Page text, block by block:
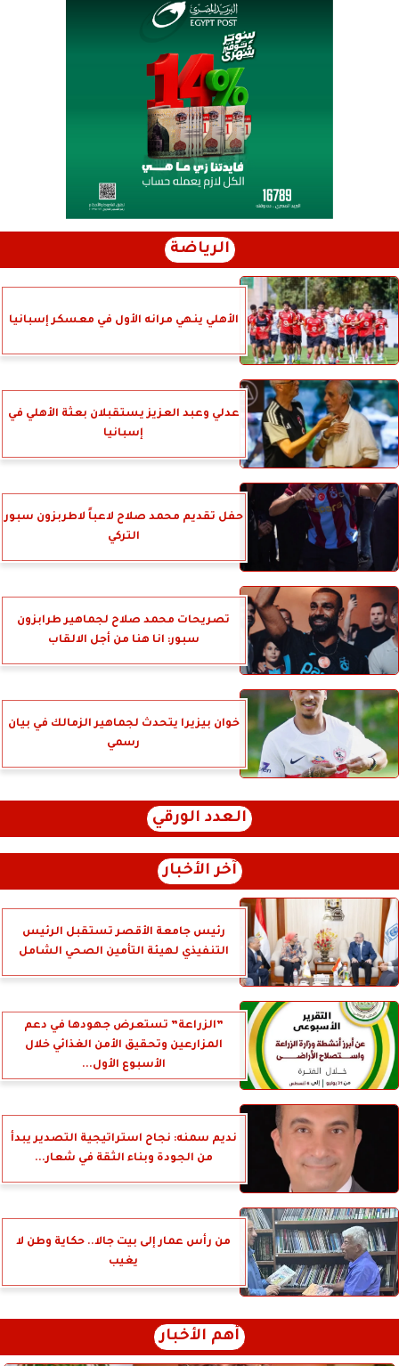
الرياضة
الأهلي ينهي مرانه الأول في معسكر إسبانيا
عدلي وعبد العزيز يستقبلان بعثة الأهلي في
إسبانيا
حفل تقديم محمد صلاح لاعباً لاطربزون سبور
التركي
تصريحات محمد صلاح لجماهير طرابزون
سبور: انا هنا من أجل الالقاب
خوان بيزيرا يتحدث لجماهير الزمالك في بيان
رسمي
العدد الورقي
آخر الأخبار
رئيس جامعة الأقصر تستقبل الرئيس
التنفيذي لهيئة التأمين الصحي الشامل
”الزراعة” تستعرض جهودها في دعم
المزارعين وتحقيق الأمن الغذائي خلال
الأسبوع الأول...
نديم سمنه: نجاح استراتيجية التصدير يبدأ
من الجودة وبناء الثقة في شعار...
من رأس عمار إلى بيت جالا.. حكاية وطن لا
يغيب
أهم الأخبار